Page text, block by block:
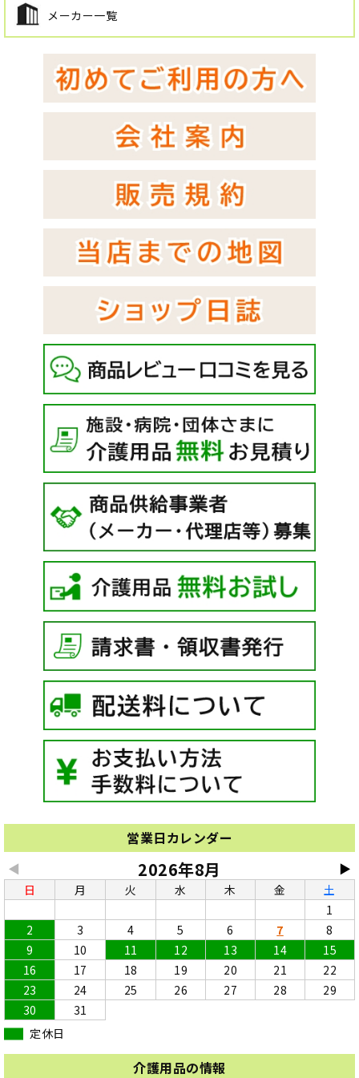
メーカー一覧
営業日カレンダー
◀ ▶
2026年8月
日 月 火 水 木 金
土
1
2
3 4 5 6 7
8
9
10 11 12 13 14
15
16
17 18 19 20 21
22
23
24 25 26 27 28
29
30
31
定休日
介護用品の情報